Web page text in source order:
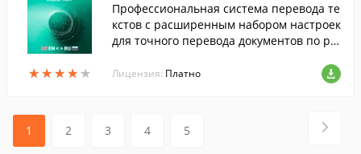
★★★★★
★★★★★
Профессиональная система перевода те
кстов с расширенным набором настроек
для точного перевода документов по ра
цузского, немецкого на русский язык и о
Лицензия: Платно
1 2 3 4 5